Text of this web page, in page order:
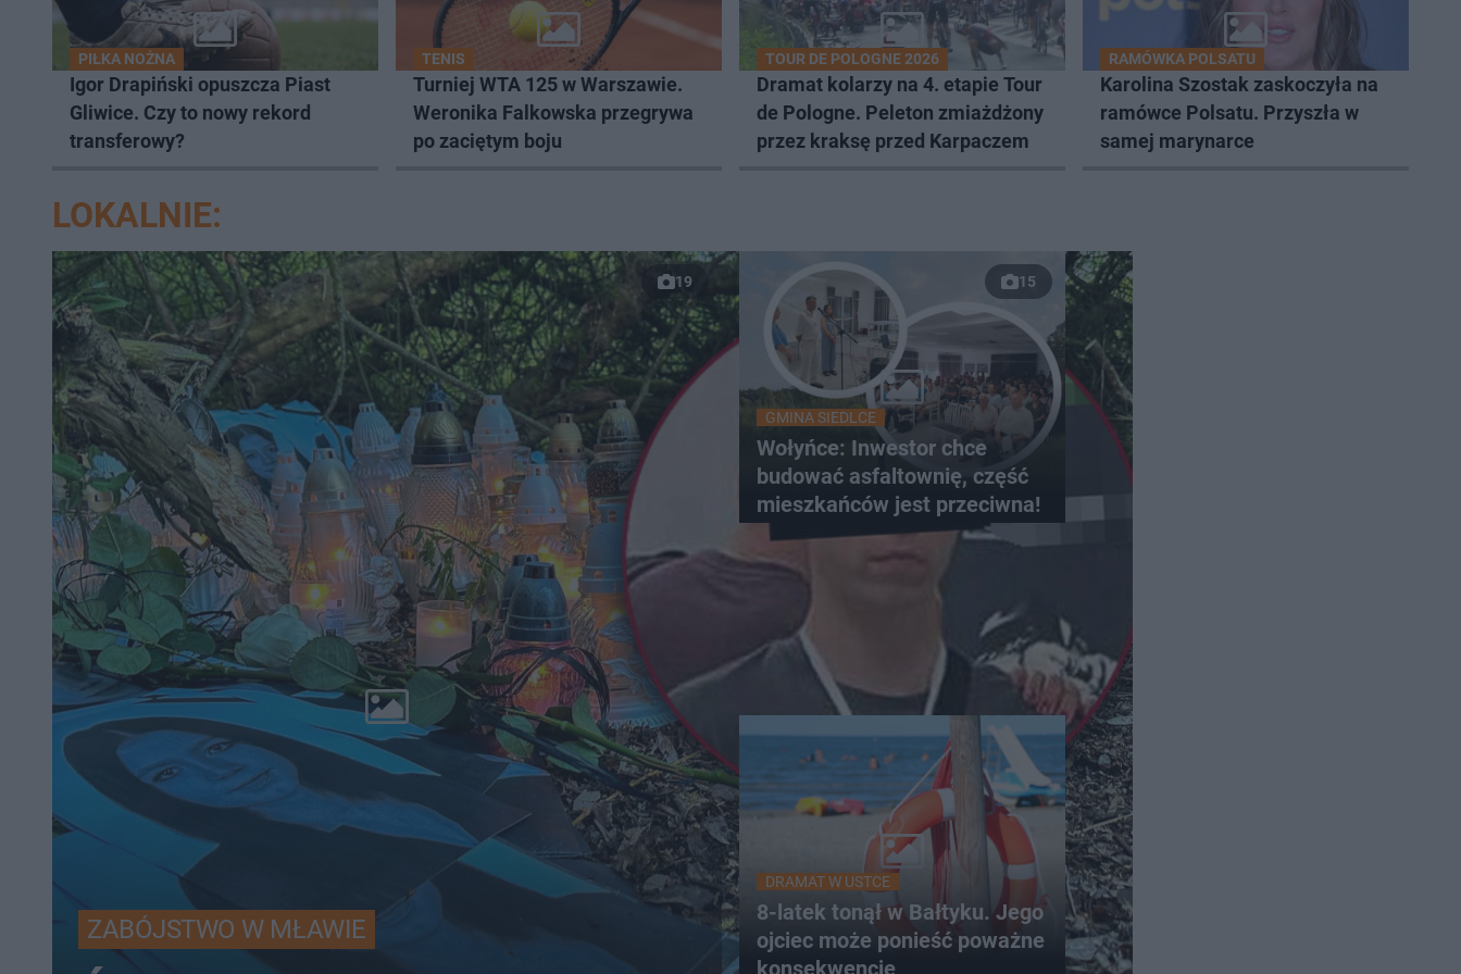
PIŁKA NOŻNA
Igor Drapiński opuszcza Piast
Gliwice. Czy to nowy rekord
transferowy?
TENIS
Turniej WTA 125 w Warszawie.
Weronika Falkowska przegrywa
po zaciętym boju
TOUR DE POLOGNE 2026
Dramat kolarzy na 4. etapie Tour
de Pologne. Peleton zmiażdżony
przez kraksę przed Karpaczem
RAMÓWKA POLSATU
Karolina Szostak zaskoczyła na
ramówce Polsatu. Przyszła w
samej marynarce
LOKALNIE:
19
ZABÓJSTWO W MŁAWIE
15
GMINA SIEDLCE
Wołyńce: Inwestor chce
budować asfaltownię, część
mieszkańców jest przeciwna!
DRAMAT W USTCE
8-latek tonął w Bałtyku. Jego
ojciec może ponieść poważne
konsekwencje